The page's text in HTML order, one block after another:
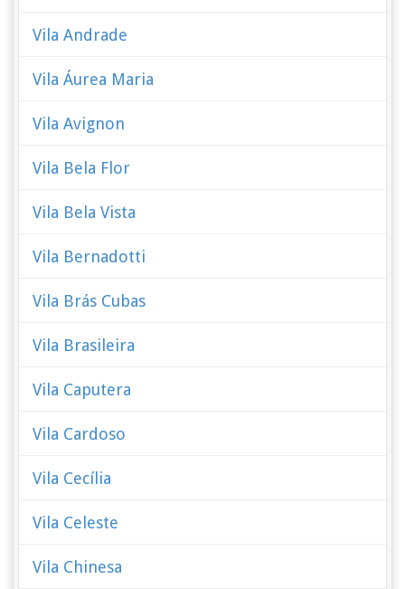
Vila Andrade
Vila Áurea Maria
Vila Avignon
Vila Bela Flor
Vila Bela Vista
Vila Bernadotti
Vila Brás Cubas
Vila Brasileira
Vila Caputera
Vila Cardoso
Vila Cecília
Vila Celeste
Vila Chinesa